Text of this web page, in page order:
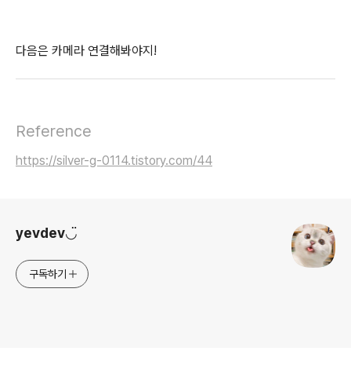
다음은 카메라 연결해봐야지!
Reference
https://silver-g-0114.tistory.com/44
yevdev◡̈
구독하기